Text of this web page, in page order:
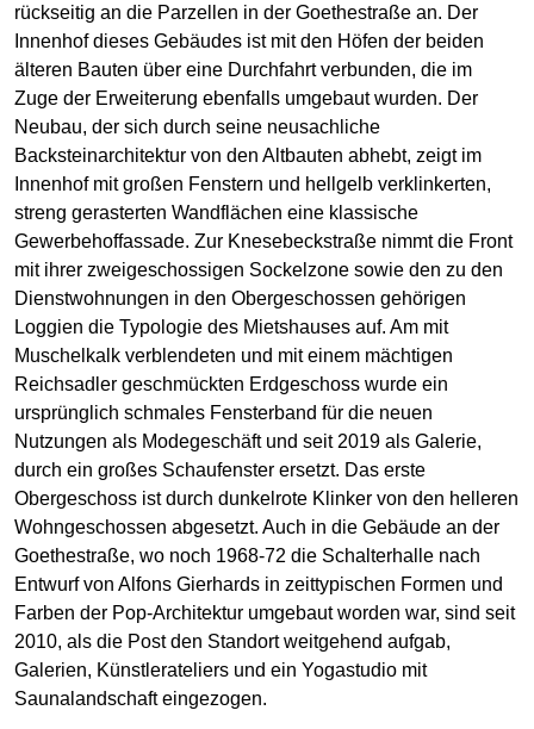
rückseitig an die Parzellen in der Goethestraße an. Der
Innenhof dieses Gebäudes ist mit den Höfen der beiden
älteren Bauten über eine Durchfahrt verbunden, die im
Zuge der Erweiterung ebenfalls umgebaut wurden. Der
Neubau, der sich durch seine neusachliche
Backsteinarchitektur von den Altbauten abhebt, zeigt im
Innenhof mit großen Fenstern und hellgelb verklinkerten,
streng gerasterten Wandflächen eine klassische
Gewerbehoffassade. Zur Knesebeckstraße nimmt die Front
mit ihrer zweigeschossigen Sockelzone sowie den zu den
Dienstwohnungen in den Obergeschossen gehörigen
Loggien die Typologie des Mietshauses auf. Am mit
Muschelkalk verblendeten und mit einem mächtigen
Reichsadler geschmückten Erdgeschoss wurde ein
ursprünglich schmales Fensterband für die neuen
Nutzungen als Modegeschäft und seit 2019 als Galerie,
durch ein großes Schaufenster ersetzt. Das erste
Obergeschoss ist durch dunkelrote Klinker von den helleren
Wohngeschossen abgesetzt. Auch in die Gebäude an der
Goethestraße, wo noch 1968-72 die Schalterhalle nach
Entwurf von Alfons Gierhards in zeittypischen Formen und
Farben der Pop-Architektur umgebaut worden war, sind seit
2010, als die Post den Standort weitgehend aufgab,
Galerien, Künstlerateliers und ein Yogastudio mit
Saunalandschaft eingezogen.